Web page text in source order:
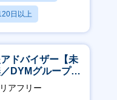
日以上
ドバイザー【未
DYMグループ／
方歓迎／土日
アフリー